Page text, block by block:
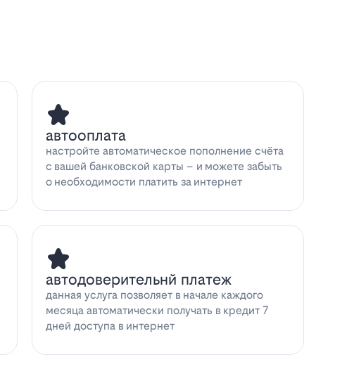
автооплата
настройте автоматическое пополнение счёта
с вашей банковской карты – и можете забыть
о необходимости платить за интернет
автодоверительнй платеж
данная услуга позволяет в начале каждого
месяца автоматически получать в кредит 7
дней доступа в интернет